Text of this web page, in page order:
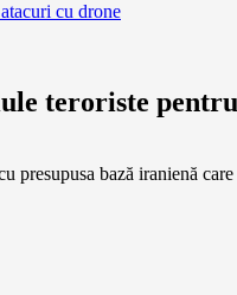
cu drone
teroriste
bază iranienă